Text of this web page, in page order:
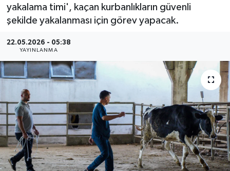
yakalama timi', kaçan kurbanlıkların güvenli
şekilde yakalanması için görev yapacak.
22.05.2026 - 05:38
YAYINLANMA
E-Gazete
Haber Arşivi